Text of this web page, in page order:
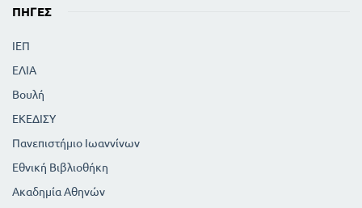
ΠΗΓΈΣ
ΙΕΠ
ΕΛΙΑ
Βουλή
ΕΚΕΔΙΣΥ
Πανεπιστήμιο Ιωαννίνων
Εθνική Βιβλιοθήκη
Ακαδημία Αθηνών